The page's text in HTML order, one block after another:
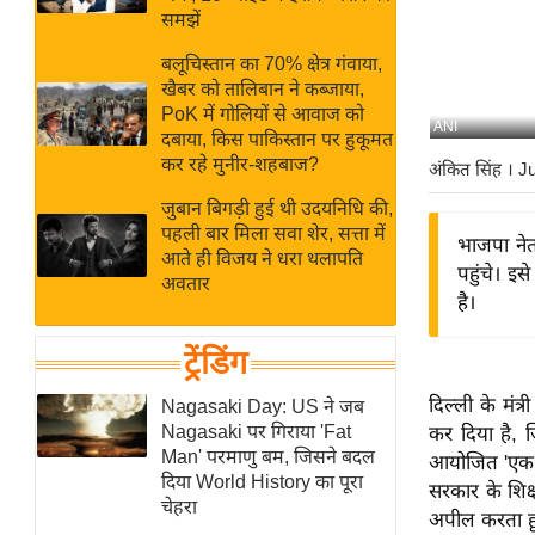
Hindi
Hindi
Videos
क्रिकेट
IPL
2026
ई-पेपर
मिसाल बेमिसाल
शख्सियत
यंग इंडिया
साहित्य जगत
ऑटो वर्ल्ड
न्यूज ब्रीफ
मनोरंजन जगत
बॉलीवुड
समझें
बलूचिस्तान का 70% क्षेत्र गंवाया,
खैबर को तालिबान ने कब्जाया,
PoK में गोलियों से आवाज को
दबाया, किस पाकिस्तान पर हुकूमत
कर रहे मुनीर-शहबाज?
जुबान बिगड़ी हुई थी उदयनिधि की,
पहली बार मिला सवा शेर, सत्ता में
आते ही विजय ने धरा थलापति
अवतार
ट्रेंडिंग
Nagasaki Day: US ने जब
Nagasaki पर गिराया 'Fat
Man' परमाणु बम, जिसने बदल
दिया World History का पूरा
चेहरा
ANI
अंकित सिंह।
भाजपा
पहुंचे।
है।
दिल्ली के
कर दिया है,
आयोजित 'एक
सरकार के
अपील करता